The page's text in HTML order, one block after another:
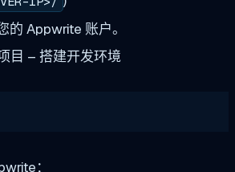
的 Appwrite 账户。
目 – 搭建开发环境
：